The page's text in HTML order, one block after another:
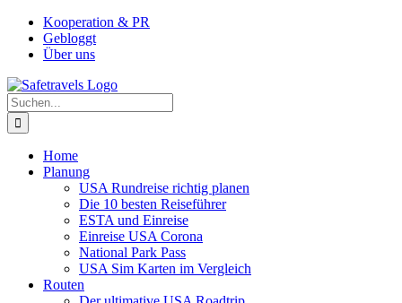
Zum
Inhalt
springen
Facebook
Instagram
YouTube
PinterestKooperation & PR
Gebloggt
Über uns
Suche
nach:
Home
Planung
USA Rundreise richtig planen
Die 10 besten Reiseführer
ESTA und Einreise
Einreise USA Corona
National Park Pass
USA Sim Karten im Vergleich
Routen